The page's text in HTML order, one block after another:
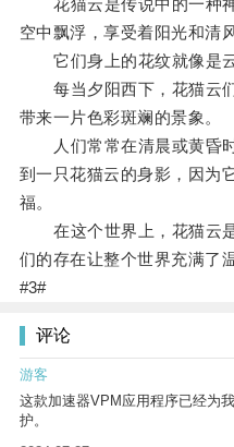
花猫云是传说中的一种神
空中飘浮，享受着阳光和清
它们身上的花纹就像是云
每当夕阳西下，花猫云们
带来一片色彩斑斓的景象。
人们常常在清晨或黄昏时
到一只花猫云的身影，因为
福。
在这个世界上，花猫云是
们的存在让整个世界充满了
#3#
评论
游客
这款加速器VPM应用程序已经为
护。